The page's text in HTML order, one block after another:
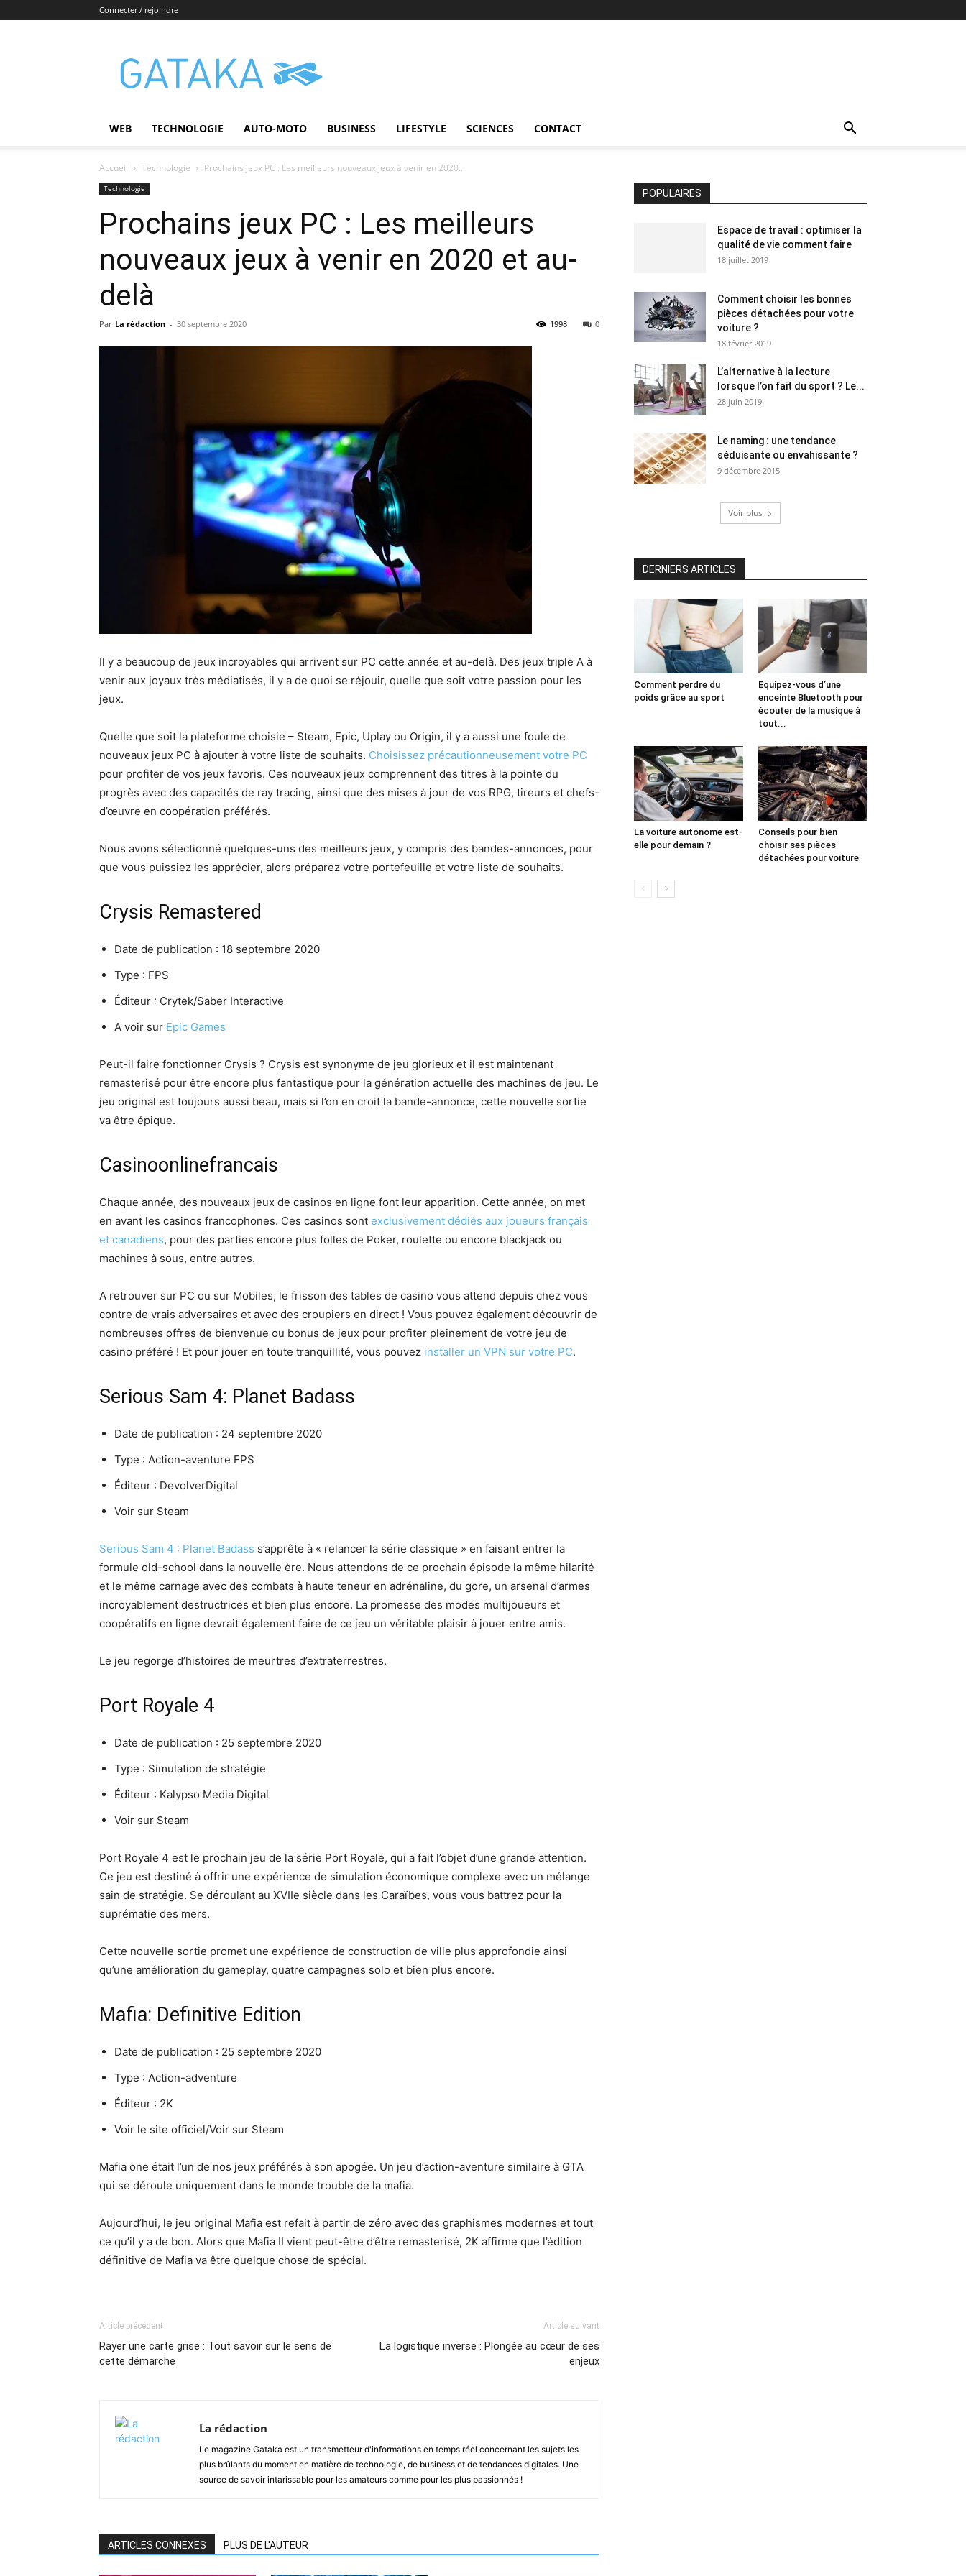
Connecter / rejoindre
WEB TECHNOLOGIE AUTO-MOTO BUSINESS LIFESTYLE SCIENCES CONTACT
Accueil Technologie Prochains jeux PC : Les meilleurs nouveaux jeux à venir en 2020...
Technologie
Prochains jeux PC : Les meilleurs
nouveaux jeux à venir en 2020 et au-
delà
Par La rédaction - 30 septembre 2020 0
1998
Il y a beaucoup de jeux incroyables qui arrivent sur PC cette année et au-delà. Des jeux triple A à
venir aux joyaux très médiatisés, il y a de quoi se réjouir, quelle que soit votre passion pour les
jeux.
Quelle que soit la plateforme choisie – Steam, Epic, Uplay ou Origin, il y a aussi une foule de
nouveaux jeux PC à ajouter à votre liste de souhaits. Choisissez précautionneusement votre PC
pour profiter de vos jeux favoris. Ces nouveaux jeux comprennent des titres à la pointe du
progrès avec des capacités de ray tracing, ainsi que des mises à jour de vos RPG, tireurs et chefs-
d’œuvre en coopération préférés.
Nous avons sélectionné quelques-uns des meilleurs jeux, y compris des bandes-annonces, pour
que vous puissiez les apprécier, alors préparez votre portefeuille et votre liste de souhaits.
Crysis Remastered
Date de publication : 18 septembre 2020
Type : FPS
Éditeur : Crytek/Saber Interactive
A voir sur Epic Games
Peut-il faire fonctionner Crysis ? Crysis est synonyme de jeu glorieux et il est maintenant
remasterisé pour être encore plus fantastique pour la génération actuelle des machines de jeu. Le
jeu original est toujours aussi beau, mais si l’on en croit la bande-annonce, cette nouvelle sortie
va être épique.
Casinoonlinefrancais
Chaque année, des nouveaux jeux de casinos en ligne font leur apparition. Cette année, on met
en avant les casinos francophones. Ces casinos sont exclusivement dédiés aux joueurs français
et canadiens, pour des parties encore plus folles de Poker, roulette ou encore blackjack ou
machines à sous, entre autres.
A retrouver sur PC ou sur Mobiles, le frisson des tables de casino vous attend depuis chez vous
contre de vrais adversaires et avec des croupiers en direct ! Vous pouvez également découvrir de
nombreuses offres de bienvenue ou bonus de jeux pour profiter pleinement de votre jeu de
casino préféré ! Et pour jouer en toute tranquillité, vous pouvez installer un VPN sur votre PC.
Serious Sam 4: Planet Badass
Date de publication : 24 septembre 2020
Type : Action-aventure FPS
Éditeur : DevolverDigital
Voir sur Steam
Serious Sam 4 : Planet Badass s’apprête à « relancer la série classique » en faisant entrer la
formule old-school dans la nouvelle ère. Nous attendons de ce prochain épisode la même hilarité
et le même carnage avec des combats à haute teneur en adrénaline, du gore, un arsenal d’armes
incroyablement destructrices et bien plus encore. La promesse des modes multijoueurs et
coopératifs en ligne devrait également faire de ce jeu un véritable plaisir à jouer entre amis.
Le jeu regorge d’histoires de meurtres d’extraterrestres.
Port Royale 4
Date de publication : 25 septembre 2020
Type : Simulation de stratégie
Éditeur : Kalypso Media Digital
Voir sur Steam
Port Royale 4 est le prochain jeu de la série Port Royale, qui a fait l’objet d’une grande attention.
Ce jeu est destiné à offrir une expérience de simulation économique complexe avec un mélange
sain de stratégie. Se déroulant au XVIIe siècle dans les Caraïbes, vous vous battrez pour la
suprématie des mers.
Cette nouvelle sortie promet une expérience de construction de ville plus approfondie ainsi
qu’une amélioration du gameplay, quatre campagnes solo et bien plus encore.
Mafia: Definitive Edition
Date de publication : 25 septembre 2020
Type : Action-adventure
Éditeur : 2K
Voir le site officiel/Voir sur Steam
Mafia one était l’un de nos jeux préférés à son apogée. Un jeu d’action-aventure similaire à GTA
qui se déroule uniquement dans le monde trouble de la mafia.
Aujourd’hui, le jeu original Mafia est refait à partir de zéro avec des graphismes modernes et tout
ce qu’il y a de bon. Alors que Mafia II vient peut-être d’être remasterisé, 2K affirme que l’édition
définitive de Mafia va être quelque chose de spécial.
Article précédent
Rayer une carte grise : Tout savoir sur le sens de
cette démarche
Article suivant
La logistique inverse : Plongée au cœur de ses
enjeux
La rédaction
Le magazine Gataka est un transmetteur d'informations en temps réel concernant les sujets les
plus brûlants du moment en matière de technologie, de business et de tendances digitales. Une
source de savoir intarissable pour les amateurs comme pour les plus passionnés !
ARTICLES CONNEXES PLUS DE L'AUTEUR
POPULAIRES
Espace de travail : optimiser la
qualité de vie comment faire
18 juillet 2019
Comment choisir les bonnes
pièces détachées pour votre
voiture ?
18 février 2019
L’alternative à la lecture
lorsque l’on fait du sport ? Le...
28 juin 2019
Le naming : une tendance
séduisante ou envahissante ?
9 décembre 2015
Voir plus
DERNIERS ARTICLES
Comment perdre du
poids grâce au sport
Equipez-vous d’une
enceinte Bluetooth pour
écouter de la musique à
tout...
La voiture autonome est-
elle pour demain ?
Conseils pour bien
choisir ses pièces
détachées pour voiture